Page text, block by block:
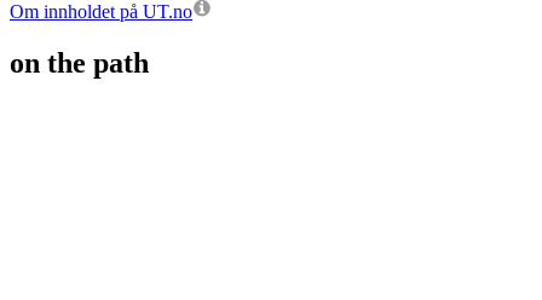
Om innholdet på UT.no
on the path